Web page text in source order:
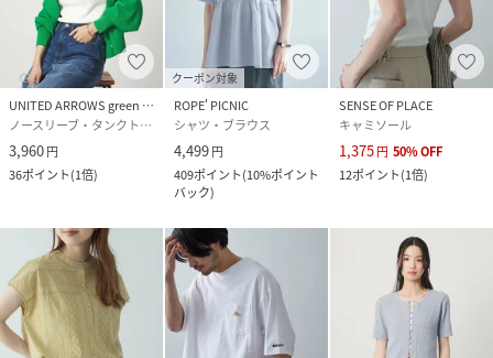
UNITED ARROWS green label relaxing
ノースリーブ・タンクトップ
3,960円
36ポイント(1倍)
クーポン対象
ROPE' PICNIC
シャツ・ブラウス
4,499円
409ポイント(10%ポイント
バック)
SENSE OF PLACE
キャミソール
1,375円 50%OFF
12ポイント(1倍)